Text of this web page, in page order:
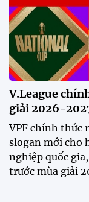
V.League
giải 2026-
VPF chính thức
slogan mới cho
nghiệp quốc
trước mùa giải